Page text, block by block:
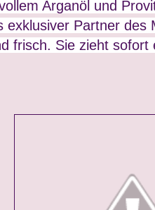
Arganöl und
exklusiver Partner
frisch. Sie zieht